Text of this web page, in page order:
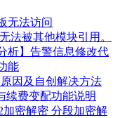
无法访问
法被其他模块引用。
析】告警信息修改代
能
因及自创解决方法
续费变配功能说明
加密解密 分段加密解